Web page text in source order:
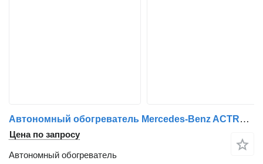
Автономный обогреватель Mercedes-Benz ACTROS STANDKACHEL EURO 6 A 960 830 58 61 для грузовика
Цена по запросу
Автономный обогреватель